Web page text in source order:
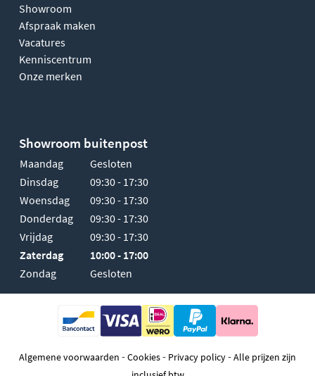
Showroom
Afspraak maken
Vacatures
Kenniscentrum
Onze merken
Showroom buitenpost
Maandag
Gesloten
Dinsdag
09:30 - 17:30
Woensdag
09:30 - 17:30
Donderdag
09:30 - 17:30
Vrijdag
09:30 - 17:30
Zaterdag
10:00 - 17:00
Zondag
Gesloten
Algemene voorwaarden -Cookies- Privacy policy-Alle prijzen zijn